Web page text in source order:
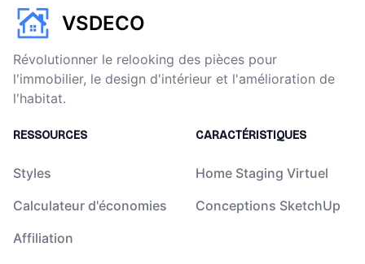
VSDECO
Révolutionner le relooking des pièces pour
l'immobilier, le design d'intérieur et l'amélioration de
l'habitat.
RESSOURCES
Styles
Calculateur d'économies
Affiliation
CARACTÉRISTIQUES
Home Staging Virtuel
Conceptions SketchUp